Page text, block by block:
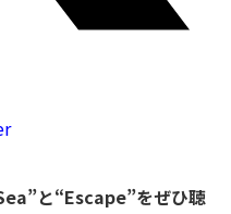
”と“Escape”をぜひ聴